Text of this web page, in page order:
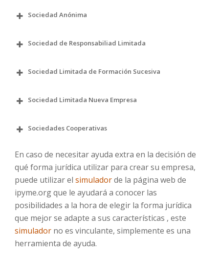
Sociedad Anónima
Características.-Constitución formalizada
inscripción en el Registro Mercantil.
Sociedad de Responsabiliad Limitada
el que la responsabilidad está limitada al capital
La transmisión de las participaciones sociales se
formalizará en documento público.
Sociedad Limitada de Formación Sucesiva
Deberá destinarse a la reserva legal una cifra
Sociedad Limitada Nueva Empresa
Rápida constitución: si elige la tramitación
Sociedades Cooperativas
En caso de necesitar ayuda extra en la decisión de
qué forma jurídica utilizar para crear su empresa,
puede utilizar el simuladorde la página web de
ipyme.org que le ayudará a conocer las
posibilidades a la hora de elegir la forma jurídica
que mejor se adapte a sus características , este
simulador no es vinculante, simplemente es una
herramienta de ayuda.